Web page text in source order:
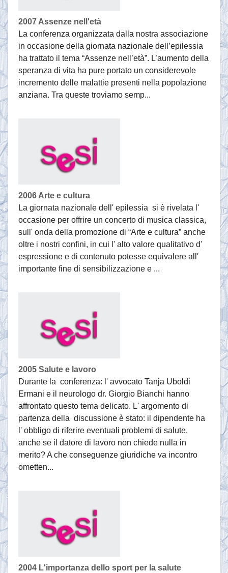
2007 Assenze nell'età
La conferenza organizzata dalla nostra associazione
in occasione della giornata nazionale dell’epilessia
ha trattato il tema “Assenze nell’età”. L’aumento della
speranza di vita ha pure portato un considerevole
incremento delle malattie presenti nella popolazione
anziana. Tra queste troviamo semp...
2006 Arte e cultura
La giornata nazionale dell' epilessia si è rivelata l'
occasione per offrire un concerto di musica classica,
sull' onda della promozione di “Arte e cultura” anche
oltre i nostri confini, in cui l' alto valore qualitativo d'
espressione e di contenuto potesse equivalere all'
importante fine di sensibilizzazione e ...
2005 Salute e lavoro
Durante la conferenza: l' avvocato Tanja Uboldi
Ermani e il neurologo dr. Giorgio Bianchi hanno
affrontato questo tema delicato. L' argomento di
partenza della discussione è stato: il dipendente ha
l' obbligo di riferire eventuali problemi di salute,
anche se il datore di lavoro non chiede nulla in
merito? A che conseguenze giuridiche va incontro
ometten...
2004 L'importanza dello sport per la salute